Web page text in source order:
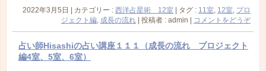
2022年3月5日 カテゴリー : 西洋占星術 12室 タグ : 11室, 12室, プロ
ジェクト編, 成長の流れ 投稿者 : admin コメントをどうぞ
占い師Hisashiの占い講座１１１（成長の流れ プロジェクト
編4室、5室、6室）